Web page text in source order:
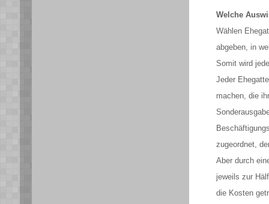
Welche
Wählen
abgeben, in
Somit wird
Jeder
machen, die
zugeordnet,
Aber durch
jeweils zur
die Kosten